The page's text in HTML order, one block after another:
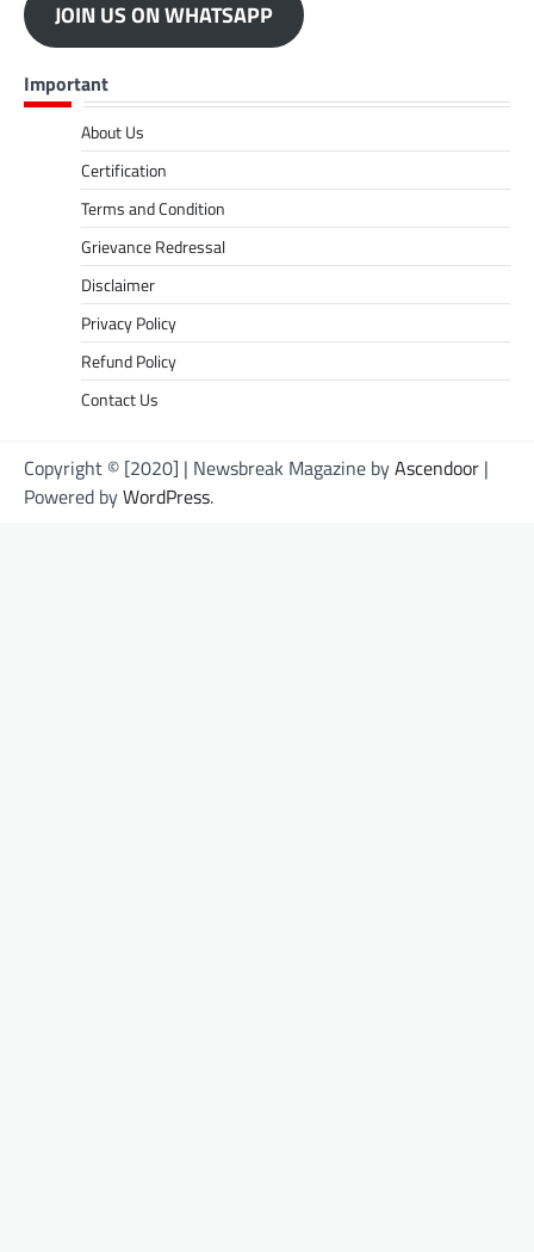
JOIN US ON WHATSAPP
Important
About Us
Certification
Terms and Condition
Grievance Redressal
Disclaimer
Privacy Policy
Refund Policy
Contact Us
Copyright © [2020] | Newsbreak Magazine byAscendoor |
Powered byWordPress.